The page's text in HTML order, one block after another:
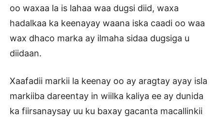
oo waxaa la is lahaa waa dugsi diid, waxa
hadalkaa ka keenayay waana iska caadi oo waa
wax dhaco marka ay ilmaha sidaa dugsiga u
diidaan.
Xaafadii markii la keenay oo ay aragtay ayay isla
markiiba dareentay in wiilka kaliya ee ay dunida
ka fiirsanaysay uu ku baxay gacanta macallinkii